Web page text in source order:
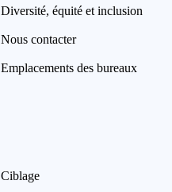
Diversité, équité et inclusion
Nous contacter
Emplacements des bureaux
Ciblage